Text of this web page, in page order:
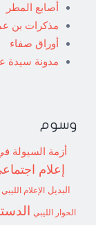
أصابع المطر
مذكرات بن
أوراق صفاء
مدونة سيدة
وسوم
أزمة السيولة
إعلام
البديل الإعلام الليبي
الحوار الليبي